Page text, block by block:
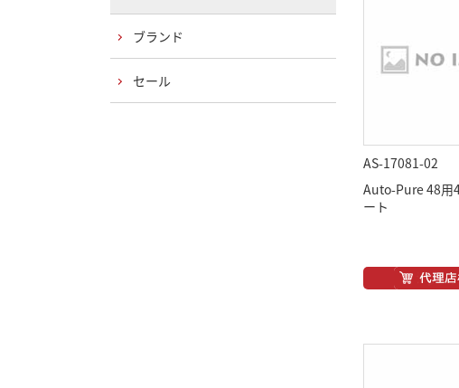
AS-17081-02
Auto-Pure 48用
ート
ブランド
セール